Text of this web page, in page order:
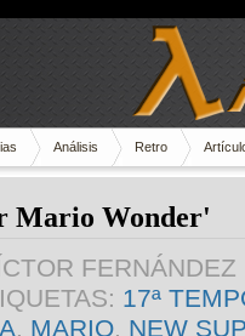
Análisis Retro
Mario Wonder'
17ª
MARIO NEW